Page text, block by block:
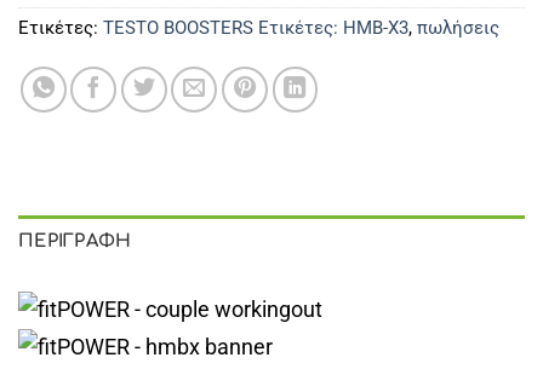
Ετικέτες: TESTO BOOSTERS Ετικέτες: HMB-X3, πωλήσεις
ΠΕΡΙΓΡΑΦΉ